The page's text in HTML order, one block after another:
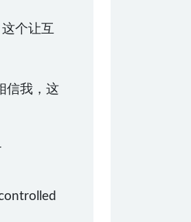
个让互
信我，这